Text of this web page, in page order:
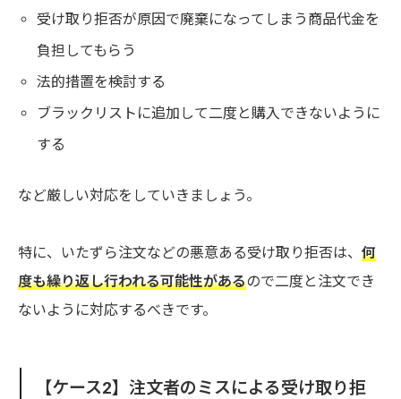
受け取り拒否が原因で廃棄になってしまう商品代金を
負担してもらう
法的措置を検討する
ブラックリストに追加して二度と購入できないように
する
など厳しい対応をしていきましょう。
特に、いたずら注文などの悪意ある受け取り拒否は、 何
度も繰り返し行われる可能性があるので二度と注文でき
ないように対応するべきです。
【ケース2】注文者のミスによる受け取り拒